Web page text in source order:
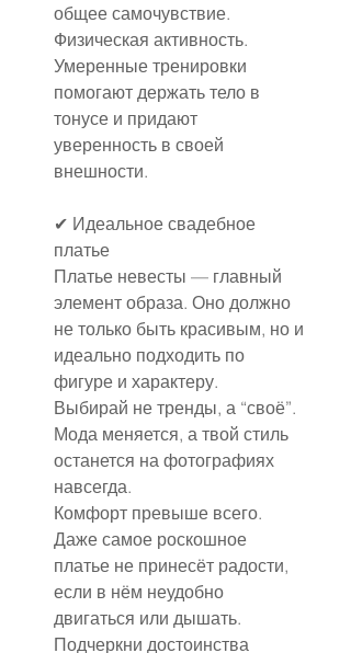
общее самочувствие.
Физическая активность.
Умеренные тренировки
помогают держать тело в
тонусе и придают
уверенность в своей
внешности.
✔ Идеальное свадебное
платье
Платье невесты — главный
элемент образа. Оно должно
не только быть красивым, но и
идеально подходить по
фигуре и характеру.
Выбирай не тренды, а “своё”.
Мода меняется, а твой стиль
останется на фотографиях
навсегда.
Комфорт превыше всего.
Даже самое роскошное
платье не принесёт радости,
если в нём неудобно
двигаться или дышать.
Подчеркни достоинства